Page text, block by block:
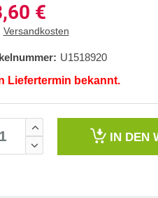
€
Versandkosten
U1518920
Liefertermin bekannt.
IN DEN